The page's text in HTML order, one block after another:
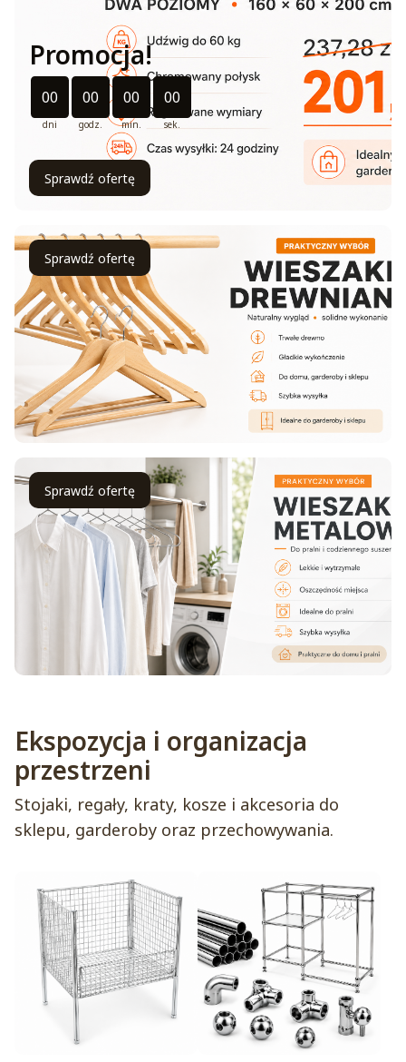
Promocja!
Odliczanie czasu do: 2026-08-31 11:11:00
00
dni
00
godz.
00
min.
00
sek.
Sprawdź ofertę
Sprawdź ofertę
Sprawdź ofertę
Ekspozycja i organizacja
przestrzeni
Stojaki, regały, kraty, kosze i akcesoria do
sklepu, garderoby oraz przechowywania.